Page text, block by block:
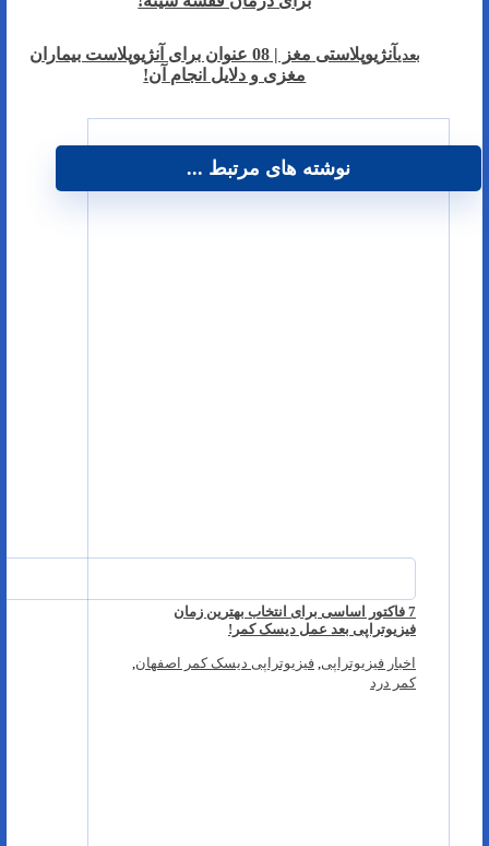
بعدی
آنژیوپلاستی مغز | 08 عنوان برای آنژیوپلاست بیماران
مغزی و دلایل انجام آن!
نوشته های مرتبط ...
7 فاکتور اساسی برای انتخاب بهترین زمان
فیزیوتراپی بعد عمل دیسک کمر!
اخبار فیزیوتراپی فیزیوتراپی دیسک کمر اصفهان
کمر درد